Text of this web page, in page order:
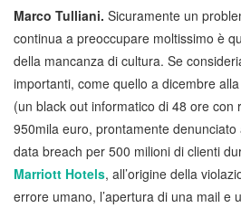
Marco Tulliani. Sicuramente un
continua a preoccupare moltissimo è
della mancanza di cultura. Se
importanti, come quello a dicembre alla
(un black out informatico di 48 ore con
950mila euro, prontamente denunciato
data breach per 500 milioni di clienti
Marriott Hotels, all’origine della
errore umano, l’apertura di una mail e